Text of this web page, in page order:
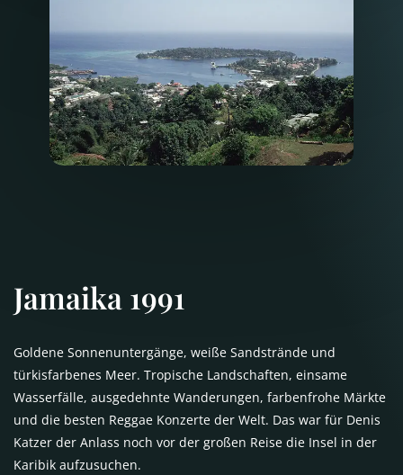
Jamaika 1991
Goldene Sonnenuntergänge, weiße Sandstrände und
türkisfarbenes Meer. Tropische Landschaften, einsame
Wasserfälle, ausgedehnte Wanderungen, farbenfrohe Märkte
und die besten Reggae Konzerte der Welt. Das war für Denis
Katzer der Anlass noch vor der großen Reise die Insel in der
Karibik aufzusuchen.